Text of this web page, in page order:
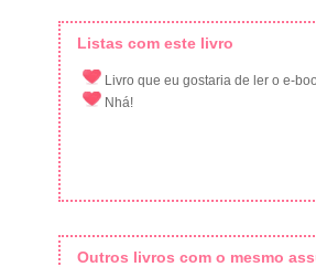
Listas com este livro
Livro que eu gostaria de ler o e-
Nhá!
Outros livros com o mesmo